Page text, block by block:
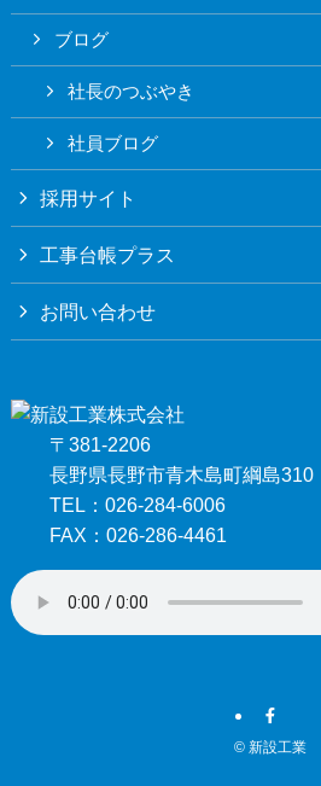
ブログ
社長のつぶやき
社員ブログ
採用サイト
工事台帳プラス
お問い合わせ
〒381-2206
長野県長野市青木島町綱島310
TEL：026-284-6006
FAX：026-286-4461
© 新設工業